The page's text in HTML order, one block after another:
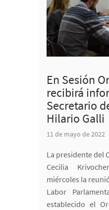
En Sesión
recibirá
Secretario
Hilario Galli
11 de mayo de 2022
La presidente del
Cecilia
miércoles la
Labor
establecido el